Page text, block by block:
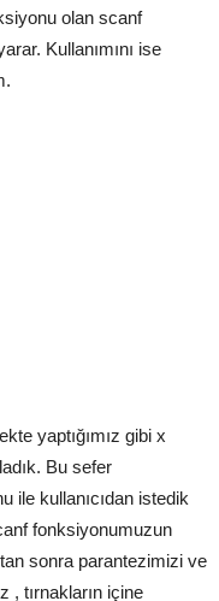
olan scanf
Kullanımını ise
yaptığımız gibi x
Bu sefer
ile kullanıcıdan istedik
fonksiyonumuzun
sonra parantezimizi ve
, tırnakların içine